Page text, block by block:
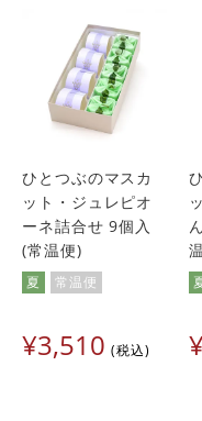
ひとつぶのマスカ
ット・ジュレピオ
ーネ詰合せ 9個入
(常温便)
夏 常温便
¥3,510 税込 ¥